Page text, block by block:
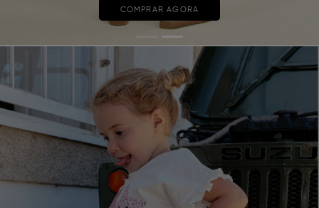
COMPRAR AGORA